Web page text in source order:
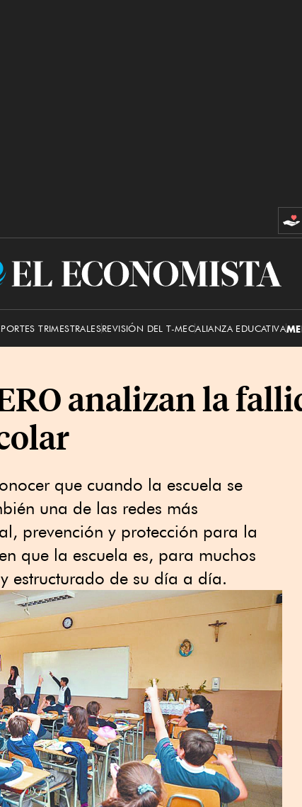
El
TRIMESTRALESREVISIÓN DEL T-MECALIANZA EDUCATIVA
analizan la
que cuando la escuela se
una de las redes más
prevención y protección para la
que la escuela es, para muchos
estructurado de su día a día.